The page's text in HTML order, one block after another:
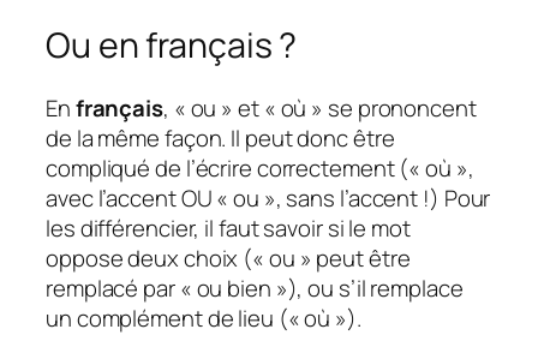
Ou en français ?
Enfrançais, « ou » et « où » se prononcent
de la même façon. Il peut donc être
compliqué de l’écrire correctement (« où »,
avec l’accent OU « ou », sans l’accent !) Pour
les différencier, il faut savoir si le mot
oppose deux choix (« ou » peut être
remplacé par « ou bien »), ou s’il remplace
un complément de lieu (« où »).